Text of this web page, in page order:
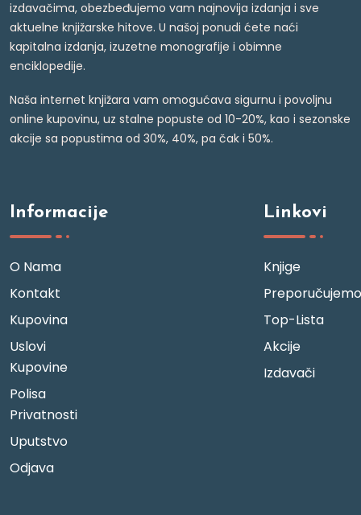
izdavačima, obezbeđujemo vam najnovija izdanja i sve
aktuelne knjižarske hitove. U našoj ponudi ćete naći
kapitalna izdanja, izuzetne monografije i obimne
enciklopedije.
Naša internet knjižara vam omogućava sigurnu i povoljnu
online kupovinu, uz stalne popuste od 10-20%, kao i sezonske
akcije sa popustima od 30%, 40%, pa čak i 50%.
Informacije
O Nama
Kontakt
Kupovina
Uslovi
Kupovine
Polisa
Privatnosti
Uputstvo
Odjava
Linkovi
Knjige
Preporučujemo
Top-Lista
Akcije
Izdavači